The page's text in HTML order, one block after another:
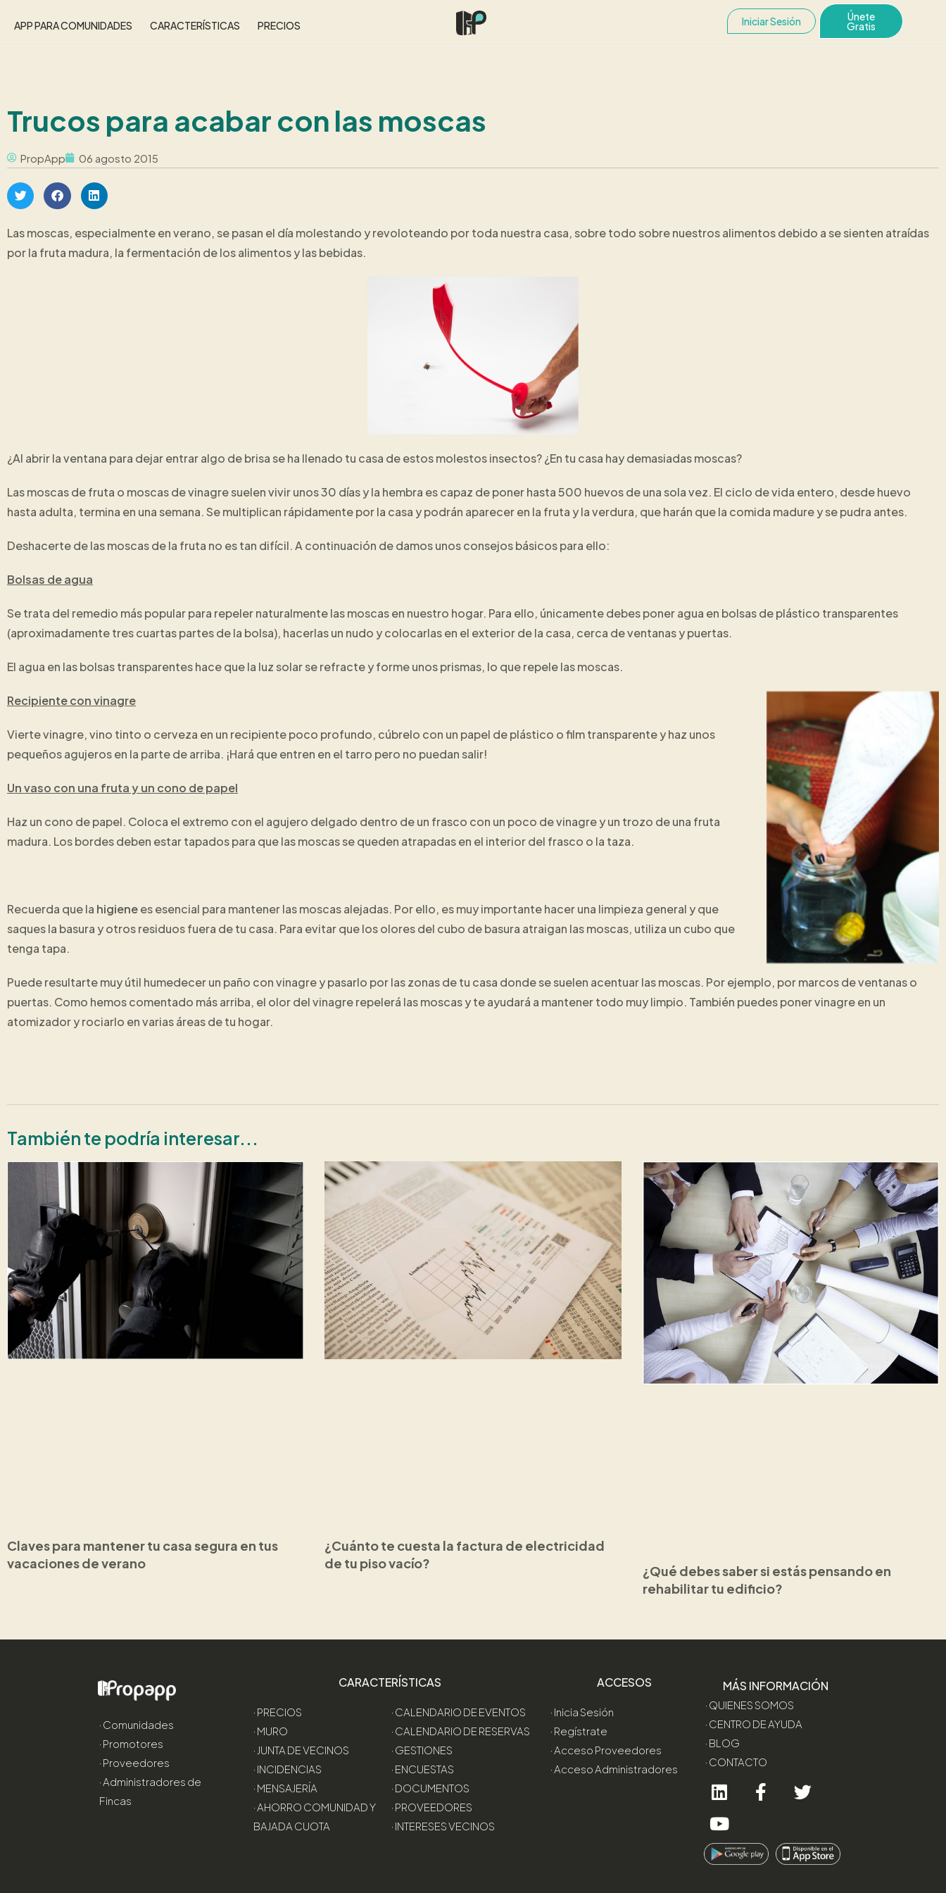
APP PARA COMUNIDADES CARACTERÍSTICAS PRECIOS Iniciar Sesión Únete
Gratis
Trucos para acabar con las moscas
PropApp 06 agosto 2015
Las moscas, especialmente en verano, se pasan el día molestando y revoloteando por toda nuestra casa, sobre todo sobre nuestros alimentos debido a se sienten atraídas
por la fruta madura, la fermentación de los alimentos y las bebidas.
¿Al abrir la ventana para dejar entrar algo de brisa se ha llenado tu casa de estos molestos insectos? ¿En tu casa hay demasiadas moscas?
Las moscas de fruta o moscas de vinagre suelen vivir unos 30 días y la hembra es capaz de poner hasta 500 huevos de una sola vez. El ciclo de vida entero, desde huevo
hasta adulta, termina en una semana. Se multiplican rápidamente por la casa y podrán aparecer en la fruta y la verdura, que harán que la comida madure y se pudra antes.
Deshacerte de las moscas de la fruta no es tan difícil. A continuación de damos unos consejos básicos para ello:
Bolsas de agua
Se trata del remedio más popular para repeler naturalmente las moscas en nuestro hogar. Para ello, únicamente debes poner agua en bolsas de plástico transparentes
(aproximadamente tres cuartas partes de la bolsa), hacerlas un nudo y colocarlas en el exterior de la casa, cerca de ventanas y puertas.
El agua en las bolsas transparentes hace que la luz solar se refracte y forme unos prismas, lo que repele las moscas.
Recipiente con vinagre
Vierte vinagre, vino tinto o cerveza en un recipiente poco profundo, cúbrelo con un papel de plástico o film transparente y haz unos
pequeños agujeros en la parte de arriba. ¡Hará que entren en el tarro pero no puedan salir!
Un vaso con una fruta y un cono de papel
Haz un cono de papel. Coloca el extremo con el agujero delgado dentro de un frasco con un poco de vinagre y un trozo de una fruta
madura. Los bordes deben estar tapados para que las moscas se queden atrapadas en el interior del frasco o la taza.
Recuerda que la higienees esencial para mantener las moscas alejadas. Por ello, es muy importante hacer una limpieza general y que
saques la basura y otros residuos fuera de tu casa. Para evitar que los olores del cubo de basura atraigan las moscas, utiliza un cubo que
tenga tapa.
Puede resultarte muy útil humedecer un paño con vinagre y pasarlo por las zonas de tu casa donde se suelen acentuar las moscas. Por ejemplo, por marcos de ventanas o
puertas. Como hemos comentado más arriba, el olor del vinagre repelerá las moscas y te ayudará a mantener todo muy limpio. También puedes poner vinagre en un
atomizador y rociarlo en varias áreas de tu hogar.
También te podría interesar...
Claves para mantener tu casa segura en tus
vacaciones de verano
¿Cuánto te cuesta la factura de electricidad
de tu piso vacío?
¿Qué debes saber si estás pensando en
rehabilitar tu edificio?
· Comunidades
· Promotores
· Proveedores
· Administradores de
Fincas
CARACTERÍSTICAS
· PRECIOS
· MURO
· JUNTA DE VECINOS
· INCIDENCIAS
· MENSAJERÍA
· AHORRO COMUNIDAD Y
BAJADA CUOTA
· CALENDARIO DE EVENTOS
· CALENDARIO DE RESERVAS
· GESTIONES
· ENCUESTAS
· DOCUMENTOS
· PROVEEDORES
· INTERESES VECINOS
ACCESOS
· Inicia Sesión
· Regístrate
· Acceso Proveedores
· Acceso Administradores
MÁS INFORMACIÓN
· QUIENES SOMOS
· CENTRO DE AYUDA
· BLOG
· CONTACTO